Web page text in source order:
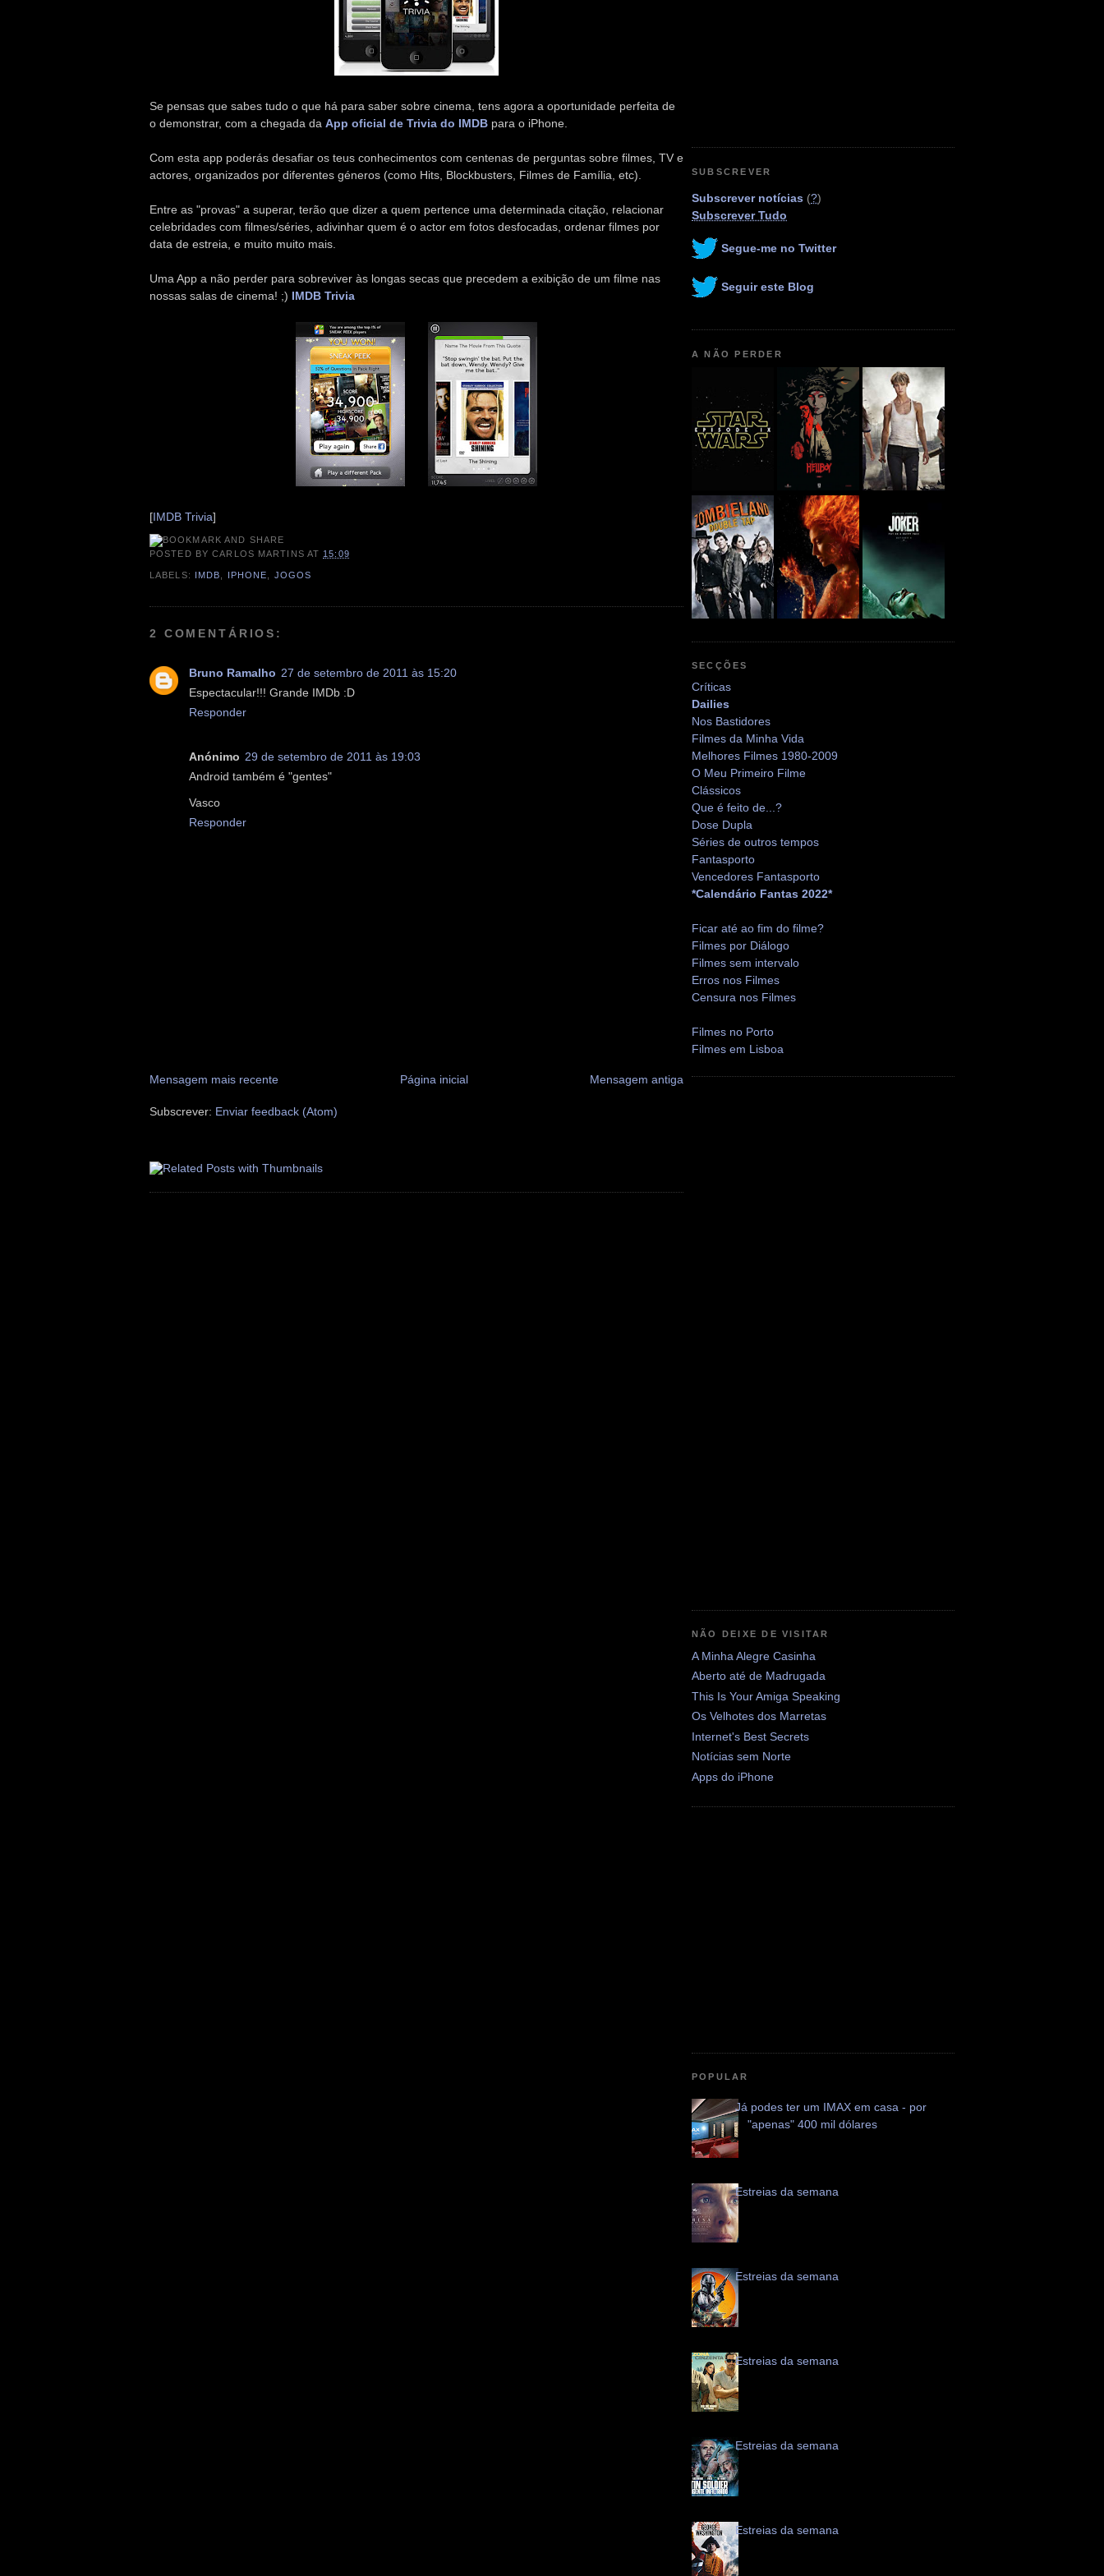
Se pensas que sabes tudo o que há para saber sobre cinema, tens agora a oportunidade perfeita de
o demonstrar, com a chegada da App oficial de Trivia do IMDB para o iPhone.
Com esta app poderás desafiar os teus conhecimentos com centenas de perguntas sobre filmes, TV e
actores, organizados por diferentes géneros (como Hits, Blockbusters, Filmes de Família, etc).
Entre as "provas" a superar, terão que dizer a quem pertence uma determinada citação, relacionar
celebridades com filmes/séries, adivinhar quem é o actor em fotos desfocadas, ordenar filmes por
data de estreia, e muito muito mais.
Uma App a não perder para sobreviver às longas secas que precedem a exibição de um filme nas
nossas salas de cinema! ;) IMDB Trivia
[IMDB Trivia]
POSTED BYCARLOS MARTINS AT 15:09
LABELS: IMDB IPHONE JOGOS
2 COMENTÁRIOS:
Bruno Ramalho 27 de setembro de 2011 às 15:20
Espectacular!!! Grande IMDb :D
Responder
Anónimo 29 de setembro de 2011 às 19:03
Android também é "gentes"
Vasco
Responder
Mensagem mais recente Mensagem antiga
Página inicial
Subscrever: Enviar feedback (Atom)
SUBSCREVER
Subscrever notícias (?)
Subscrever Tudo
Segue-me no Twitter
Seguir este Blog
A NÃO PERDER
SECÇÕES
Críticas
Dailies
Nos Bastidores
Filmes da Minha Vida
Melhores Filmes 1980-2009
O Meu Primeiro Filme
Clássicos
Que é feito de...?
Dose Dupla
Séries de outros tempos
Fantasporto
Vencedores Fantasporto
*Calendário Fantas 2022*
Ficar até ao fim do filme?
Filmes por Diálogo
Filmes sem intervalo
Erros nos Filmes
Censura nos Filmes
Filmes no Porto
Filmes em Lisboa
NÃO DEIXE DE VISITAR
A Minha Alegre Casinha
Aberto até de Madrugada
This Is Your Amiga Speaking
Os Velhotes dos Marretas
Internet's Best Secrets
Notícias sem Norte
Apps do iPhone
POPULAR
Já podes ter um IMAX em casa - por
"apenas" 400 mil dólares
Estreias da semana
Estreias da semana
Estreias da semana
Estreias da semana
Estreias da semana